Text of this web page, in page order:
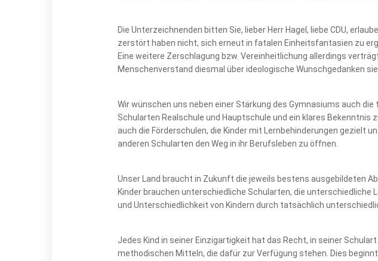
Die Unterzeichnenden bitten Sie, lieber Herr Hagel, liebe CDU,
zerstört haben nicht, sich erneut in fatalen Einheitsfantasien zu
Eine weitere Zerschlagung bzw. Vereinheitlichung allerdings
Menschenverstand diesmal über ideologische Wunschgedanken
Wir wünschen uns neben einer Stärkung des Gymnasiums auch
Schularten Realschule und Hauptschule und ein klares
auch die Förderschulen, die Kinder mit Lernbehinderungen gezielt
anderen Schularten den Weg in ihr Berufsleben zu öffnen.
Unser Land braucht in Zukunft die jeweils bestens ausgebildeten
Kinder brauchen unterschiedliche Schularten, die
und Unterschiedlichkeit von Kindern durch tatsächlich
Jedes Kind in seiner Einzigartigkeit hat das Recht, in seiner
methodischen Mitteln, die dafür zur Verfügung stehen. Dies